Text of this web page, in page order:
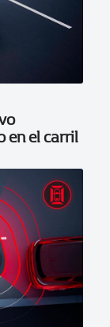
en el carril